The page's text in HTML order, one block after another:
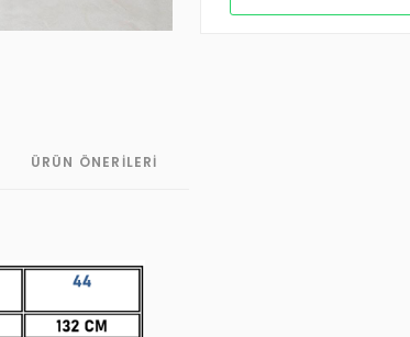
ÜRÜN ÖNERILERI